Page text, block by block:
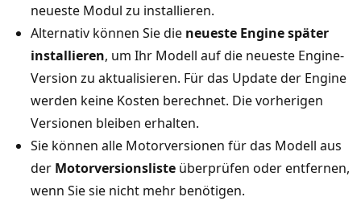
neueste Modul zu installieren.
Alternativ können Sie die neueste Engine später
installieren, um Ihr Modell auf die neueste Engine-
Version zu aktualisieren. Für das Update der Engine
werden keine Kosten berechnet. Die vorherigen
Versionen bleiben erhalten.
Sie können alle Motorversionen für das Modell aus
der Motorversionsliste überprüfen oder entfernen,
wenn Sie sie nicht mehr benötigen.